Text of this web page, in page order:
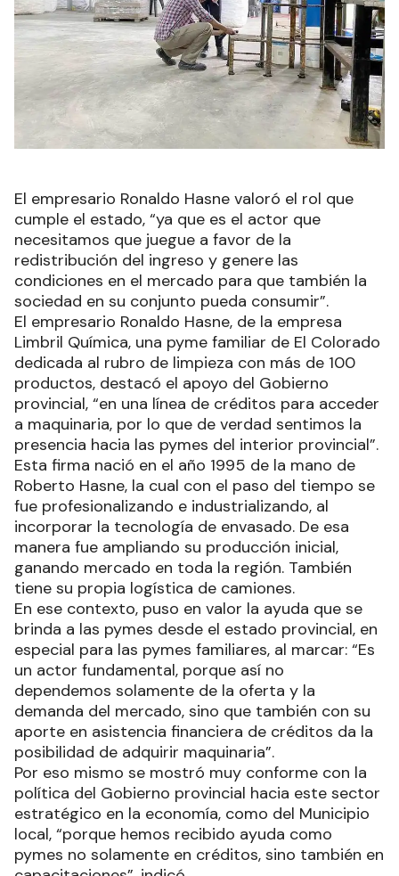
El empresario Ronaldo Hasne valoró el rol que
cumple el estado, “ya que es el actor que
necesitamos que juegue a favor de la
redistribución del ingreso y genere las
condiciones en el mercado para que también la
sociedad en su conjunto pueda consumir”.
El empresario Ronaldo Hasne, de la empresa
Limbril Química, una pyme familiar de El Colorado
dedicada al rubro de limpieza con más de 100
productos, destacó el apoyo del Gobierno
provincial, “en una línea de créditos para acceder
a maquinaria, por lo que de verdad sentimos la
presencia hacia las pymes del interior provincial”.
Esta firma nació en el año 1995 de la mano de
Roberto Hasne, la cual con el paso del tiempo se
fue profesionalizando e industrializando, al
incorporar la tecnología de envasado. De esa
manera fue ampliando su producción inicial,
ganando mercado en toda la región. También
tiene su propia logística de camiones.
En ese contexto, puso en valor la ayuda que se
brinda a las pymes desde el estado provincial, en
especial para las pymes familiares, al marcar: “Es
un actor fundamental, porque así no
dependemos solamente de la oferta y la
demanda del mercado, sino que también con su
aporte en asistencia financiera de créditos da la
posibilidad de adquirir maquinaria”.
Por eso mismo se mostró muy conforme con la
política del Gobierno provincial hacia este sector
estratégico en la economía, como del Municipio
local, “porque hemos recibido ayuda como
pymes no solamente en créditos, sino también en